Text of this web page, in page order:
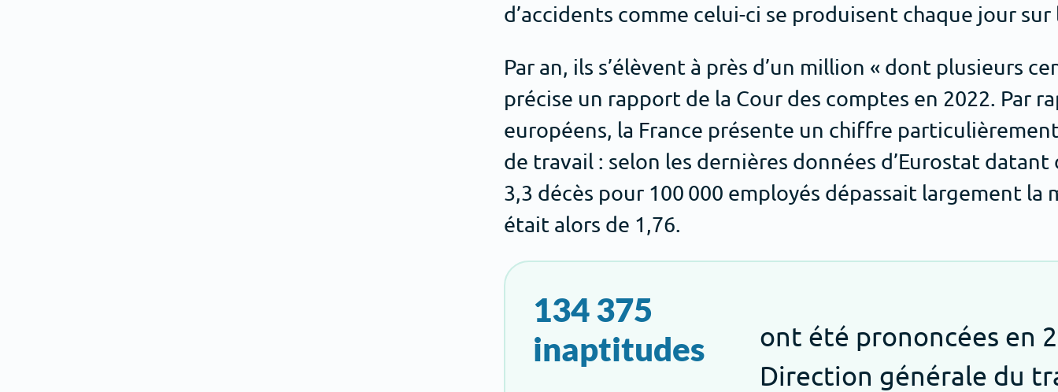
d’accidents comme celui-ci se produisent chaque jour
Par an, ils s’élèvent à près d’un million « dont plusieurs
précise un rapport de la Cour des comptes en 2022. Par
européens, la France présente un chiffre
de travail : selon les dernières données d’Eurostat
3,3 décès pour 100 000 employés dépassait largement la
était alors de 1,76.
134 375
inaptitudes
ont été prononcées en
Direction générale du